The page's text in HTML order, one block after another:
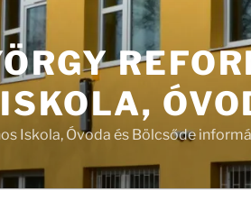
Iskola, Óvoda és Bölcsőde